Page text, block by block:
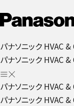
パナソニック HVAC
パナソニック HVAC
パナソニック HVAC
パナソニック HVAC